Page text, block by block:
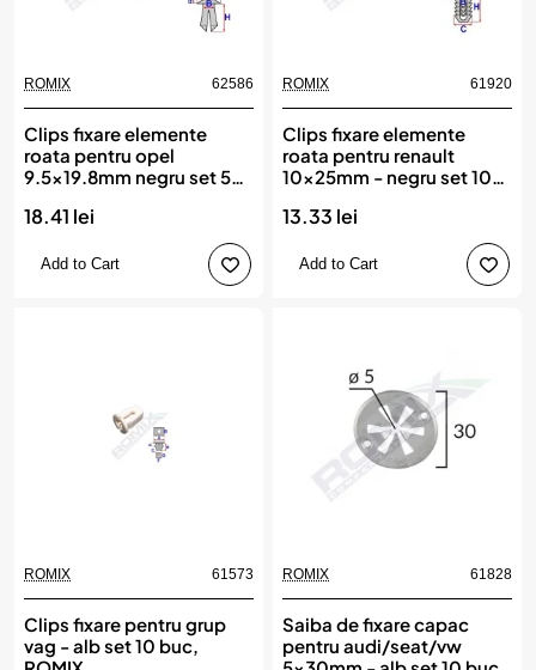
New
ROMIX 62586
Clips fixare elemente
roata pentru opel
9.5x19.8mm negru set 5
18.41 lei
Add to Cart
ROMIX 61920
Clips fixare elemente
roata pentru renault
10x25mm - negru set 10
13.33 lei
Add to Cart
ROMIX 61573
Clips fixare pentru grup
vag - alb set 10 buc,
ROMIX 61828
Saiba de fixare capac
pentru audi/seat/vw